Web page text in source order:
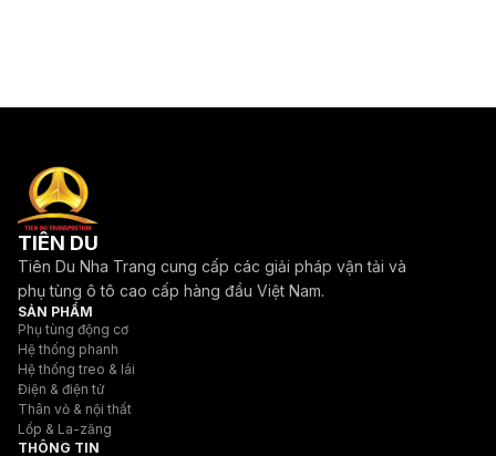
TIÊN DU
Tiên Du Nha Trang cung cấp các giải pháp vận tải và
phụ tùng ô tô cao cấp hàng đầu Việt Nam.
SẢN PHẨM
Phụ tùng động cơ
Hệ thống phanh
Hệ thống treo & lái
Điện & điện tử
Thân vỏ & nội thất
Lốp & La-zăng
THÔNG TIN